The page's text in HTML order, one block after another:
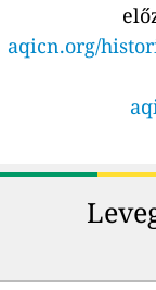
aqicn.org/